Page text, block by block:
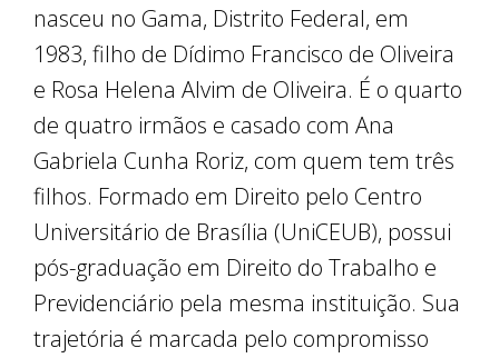
nasceu no Gama, Distrito Federal, em
1983, filho de Dídimo Francisco de Oliveira
e Rosa Helena Alvim de Oliveira. É o quarto
de quatro irmãos e casado com Ana
Gabriela Cunha Roriz, com quem tem três
filhos. Formado em Direito pelo Centro
Universitário de Brasília (UniCEUB), possui
pós-graduação em Direito do Trabalho e
Previdenciário pela mesma instituição. Sua
trajetória é marcada pelo compromisso